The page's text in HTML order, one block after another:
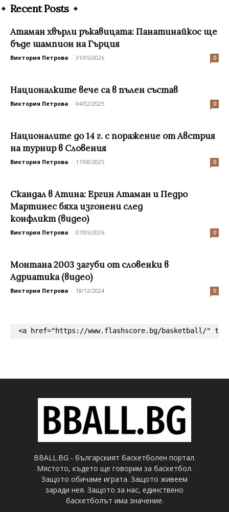
Recent Posts
Атаман хвърли ръкавицата: Панатинайкос ще
бъде шампион на Гърция
Виктория Петрова - 31/05/2026 0
Националките вече са в пълен състав
Виктория Петрова - 04/02/2025 0
Националите до 14 г. с поражение от Австрия
на турнир в Словения
Виктория Петрова - 17/08/2025 0
Скандал в Атина: Ергин Атаман и Педро
Мартинес бяха изгонени след
конфликт (видео)
Виктория Петрова - 07/05/2026 0
Монтана 2003 загуби от словенки в
Адриатика (видео)
Виктория Петрова - 18/12/2024 0
<a href="https://www.flashscore.bg/basketball/"
BBALL.BG - българският баскетболен портал.
Мястото, където ще говорим за баскетбол.
Защото обичаме играта. Защото живеем
заради нея. Защото за нас, единствено
баскетболът има значение.